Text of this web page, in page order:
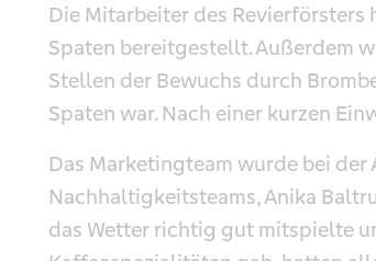
Die Mitarbeiter des Revierförsters
Spaten bereitgestellt. Außerdem
Stellen der Bewuchs durch
Spaten war. Nach einer kurzen
Das Marketingteam wurde bei
Nachhaltigkeitsteams, Anika
das Wetter richtig gut mitspielte